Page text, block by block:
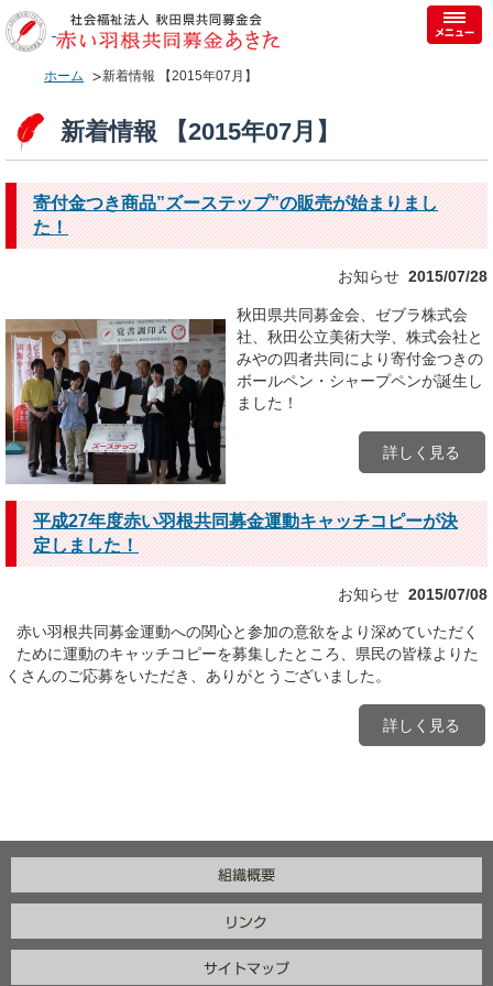
ホーム 新着情報 【2015年07月】
新着情報 【2015年07月】
寄付金つき商品”ズーステップ”の販売が始まりまし
た！
お知らせ 2015/07/28
秋田県共同募金会、ゼブラ株式会
社、秋田公立美術大学、株式会社と
みやの四者共同により寄付金つきの
ボールペン・シャープペンが誕生し
ました！
詳しく見る
平成27年度赤い羽根共同募金運動キャッチコピーが決
定しました！
お知らせ 2015/07/08
赤い羽根共同募金運動への関心と参加の意欲をより深めていただく
ために運動のキャッチコピーを募集したところ、県民の皆様よりた
くさんのご応募をいただき、ありがとうございました。
詳しく見る